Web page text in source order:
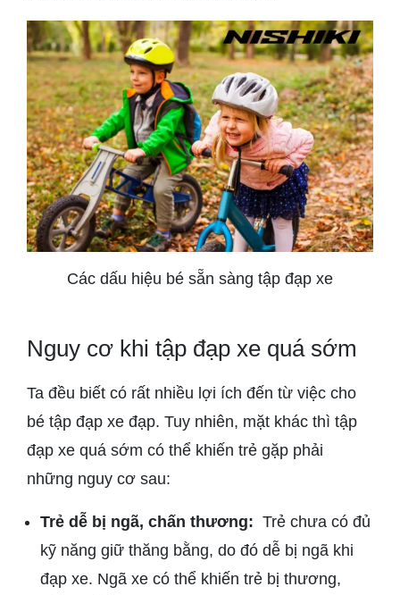
Các dấu hiệu bé sẵn sàng tập đạp xe
Nguy cơ khi tập đạp xe quá sớm
Ta đều biết có rất nhiều lợi ích đến từ việc cho
bé tập đạp xe đạp. Tuy nhiên, mặt khác thì tập
đạp xe quá sớm có thể khiến trẻ gặp phải
những nguy cơ sau:
Trẻ dễ bị ngã, chấn thương: Trẻ chưa có đủ
kỹ năng giữ thăng bằng, do đó dễ bị ngã khi
đạp xe. Ngã xe có thể khiến trẻ bị thương,